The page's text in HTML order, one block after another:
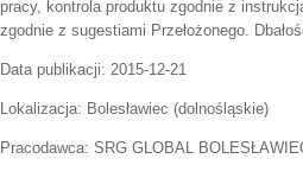
pracy, kontrola produktu zgodnie z
zgodnie z sugestiami Przełożonego.
Data publikacji: 2015-12-21
Lokalizacja: Bolesławiec (dolnośląskie)
Pracodawca: SRG GLOBAL